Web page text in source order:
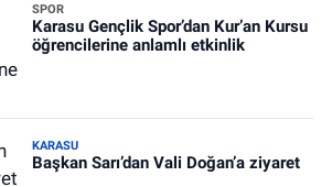
SPOR
Karasu Gençlik Spor’dan Kur’an Kursu
öğrencilerine anlamlı etkinlik
KARASU
Başkan Sarı’dan Vali Doğan’a ziyaret